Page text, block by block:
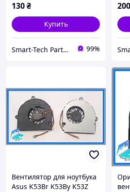
130₴
Купить
Smart-Tech Parts Запчасти для ноутбуков 99%
200
Вентилятор для ноутбука
Asus K53Br K53By K53Z